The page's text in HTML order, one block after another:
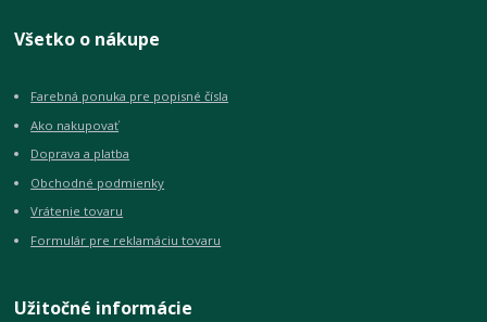
Všetko o nákupe
Farebná ponuka pre popisné čísla
Ako nakupovať
Doprava a platba
Obchodné podmienky
Vrátenie tovaru
Formulár pre reklamáciu tovaru
Užitočné informácie